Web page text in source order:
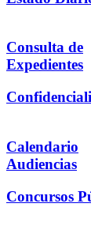
Consulta de
Expedientes
Calendario
Audiencias
Concursos